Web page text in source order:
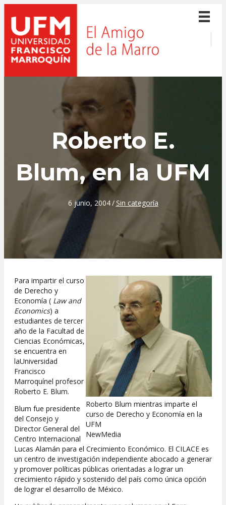
Roberto E.
Blum, en la UFM
6 junio, 2004/Sin categoría
Roberto Blum mientras imparte el
curso de Derecho y Economía en la
UFM
NewMedia
Para impartir el curso
de Derecho y
Economía ( Law and
Economics) a
estudiantes de tercer
año de la Facultad de
Ciencias Económicas,
se encuentra en
laUniversidad
Francisco
Marroquínel profesor
Roberto E. Blum.
Blum fue presidente
del Consejo y
Director General del
Centro Internacional
Lucas Alamán para el Crecimiento Económico. El CILACE es
un centro de investigación independiente abocado a generar
y promover políticas públicas orientadas a lograr un
crecimiento rápido y sostenido del país como única opción
de lograr el desarrollo de México.